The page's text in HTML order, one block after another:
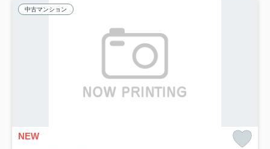
中古マンション
NEW